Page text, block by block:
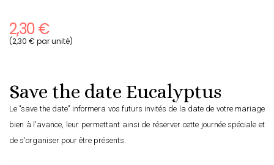
2,30 €
(2,30 € par unité)
Save the date Eucalyptus
Le "save the date" informera vos futurs invités de la date de votre mariage
bien à l'avance, leur permettant ainsi de réserver cette journée spéciale et
de s'organiser pour être présents.